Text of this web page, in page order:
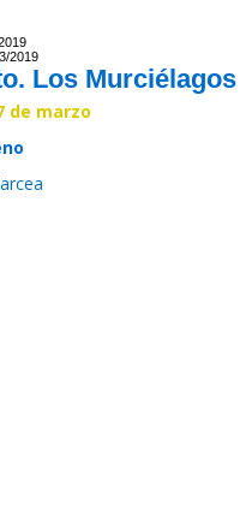
2019
Los Murciélagos
de marzo